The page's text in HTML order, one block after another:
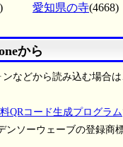
愛知県の寺(4668)
から
などから読み込む場合
QRコード生成プログラム
ンソーウェーブの登録商